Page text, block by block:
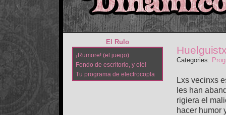
Categories:
Lxs vecinxs
les han
rigiera el
hacer humor
El Rulo
¡Rumore! (el juego)
Fondo de escritorio, y olé!
Tu programa de electrocopla